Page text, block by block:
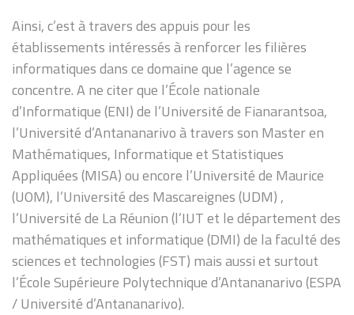
Ainsi, c’est à travers des appuis pour les
établissements intéressés à renforcer les filières
informatiques dans ce domaine que l’agence se
concentre. A ne citer que l’École nationale
d’Informatique (ENI) de l’Université de Fianarantsoa,
l’Université d’Antananarivo à travers son Master en
Mathématiques, Informatique et Statistiques
Appliquées (MISA) ou encore l’Université de Maurice
(UOM), l’Université des Mascareignes (UDM) ,
l’Université de La Réunion (l’IUT et le département des
mathématiques et informatique (DMI) de la faculté des
sciences et technologies (FST) mais aussi et surtout
l’École Supérieure Polytechnique d’Antananarivo (ESPA
/ Université d’Antananarivo).